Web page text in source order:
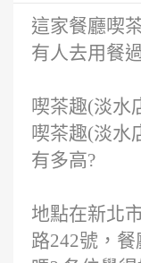
這家餐廳喫
有人去用餐
喫茶趣(淡水
喫茶趣(淡水
有多高?
地點在新北
路242號，